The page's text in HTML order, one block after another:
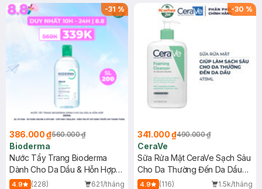
-31%
386.000 ₫560.000 ₫
Bioderma
Nước Tẩy Trang Bioderma
Dành Cho Da Dầu & Hỗn Hợp
500ml
4.9 (228)
621/tháng
-30 %
341.000 ₫490.000 ₫
CeraVe
Sữa Rửa Mặt CeraVe Sạch Sâu
Cho Da Thường Đến Da Dầu
473ml
4.9 (116)
1.5k/tháng